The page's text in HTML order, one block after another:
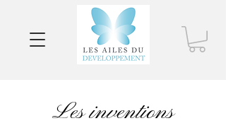
Les inventions